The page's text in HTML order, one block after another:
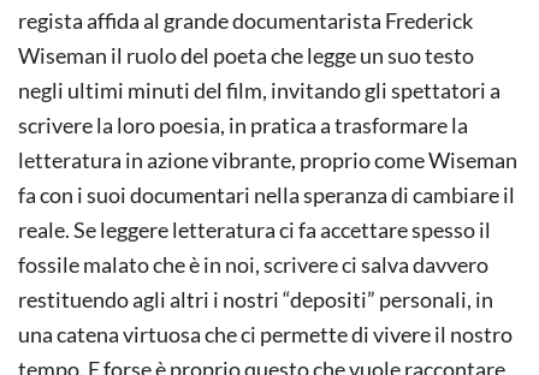
regista affida al grande documentarista Frederick
Wiseman il ruolo del poeta che legge un suo testo
negli ultimi minuti del film, invitando gli spettatori a
scrivere la loro poesia, in pratica a trasformare la
letteratura in azione vibrante, proprio come Wiseman
fa con i suoi documentari nella speranza di cambiare il
reale. Se leggere letteratura ci fa accettare spesso il
fossile malato che è in noi, scrivere ci salva davvero
restituendo agli altri i nostri “depositi” personali, in
una catena virtuosa che ci permette di vivere il nostro
tempo. E forse è proprio questo che vuole raccontare